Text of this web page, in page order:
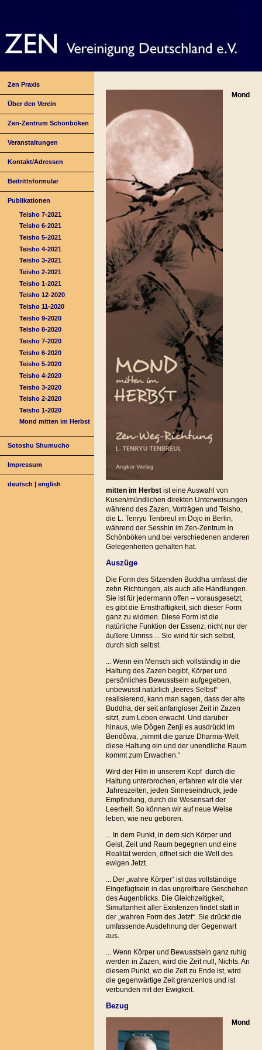
Zen Praxis
Über den Verein
Zen-Zentrum Schönböken
Veranstaltungen
Kontakt/Adressen
Beitrittsformular
Publikationen
Teisho 7-2021
Teisho 6-2021
Teisho 5-2021
Teisho 4-2021
Teisho 3-2021
Teisho 2-2021
Teisho 1-2021
Teisho 12-2020
Teisho 11-2020
Teisho 9-2020
Teisho 8-2020
Teisho 7-2020
Teisho 6-2020
Teisho 5-2020
Teisho 4-2020
Teisho 3-2020
Teisho 2-2020
Teisho 1-2020
Mond mitten im Herbst
Sotoshu Shumucho
Impressum
deutsch |english
Mond
mitten im Herbstist eine Auswahl von
Kusen/mündlichen direkten Unterweisungen
während des Zazen, Vorträgen und Teisho,
die L. Tenryu Tenbreul im Dojo in Berlin,
während der Sesshin im Zen-Zentrum in
Schönböken und bei verschiedenen anderen
Gelegenheiten gehalten hat.
Auszüge
Die Form des Sitzenden Buddha umfasst die
zehn Richtungen, als auch alle Handlungen.
Sie ist für jedermann offen – vorausgesetzt,
es gibt die Ernsthaftigkeit, sich dieser Form
ganz zu widmen. Diese Form ist die
natürliche Funktion der Essenz, nicht nur der
äußere Umriss ... Sie wirkt für sich selbst,
durch sich selbst.
... Wenn ein Mensch sich vollständig in die
Haltung des Zazen begibt, Körper und
persönliches Bewusstsein aufgegeben,
unbewusst natürlich „leeres Selbst“
realisierend, kann man sagen, dass der alte
Buddha, der seit anfangloser Zeit in Zazen
sitzt, zum Leben erwacht. Und darüber
hinaus, wie Dôgen Zenji es ausdrückt im
Bendôwa, „nimmt die ganze Dharma-Welt
diese Haltung ein und der unendliche Raum
kommt zum Erwachen.“
Wird der Film in unserem Kopf durch die
Haltung unterbrochen, erfahren wir die vier
Jahreszeiten, jeden Sinneseindruck, jede
Empfindung, durch die Wesensart der
Leerheit. So können wir auf neue Weise
leben, wie neu geboren.
... In dem Punkt, in dem sich Körper und
Geist, Zeit und Raum begegnen und eine
Realität werden, öffnet sich die Welt des
ewigen Jetzt.
... Der „wahre Körper“ ist das vollständige
Eingefügtsein in das ungreifbare Geschehen
des Augenblicks. Die Gleichzeitigkeit,
Simultanheit aller Existenzen findet statt in
der „wahren Form des Jetzt“. Sie drückt die
umfassende Ausdehnung der Gegenwart
aus.
... Wenn Körper und Bewusstsein ganz ruhig
werden in Zazen, wird die Zeit null, Nichts. An
diesem Punkt, wo die Zeit zu Ende ist, wird
die gegenwärtige Zeit grenzenlos und ist
verbunden mit der Ewigkeit.
Bezug
Mond